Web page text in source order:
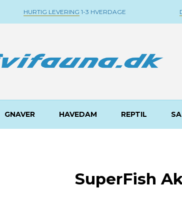
HURTIG LEVERING 1-3 HVERDAGE
GNAVER HAVEDAM REPTIL
SuperFish